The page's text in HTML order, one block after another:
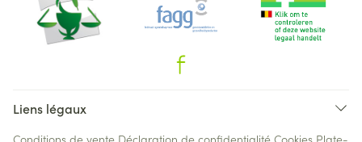
Liens légaux
Conditions de vente Déclaration de confidentialité Cookies Plate-